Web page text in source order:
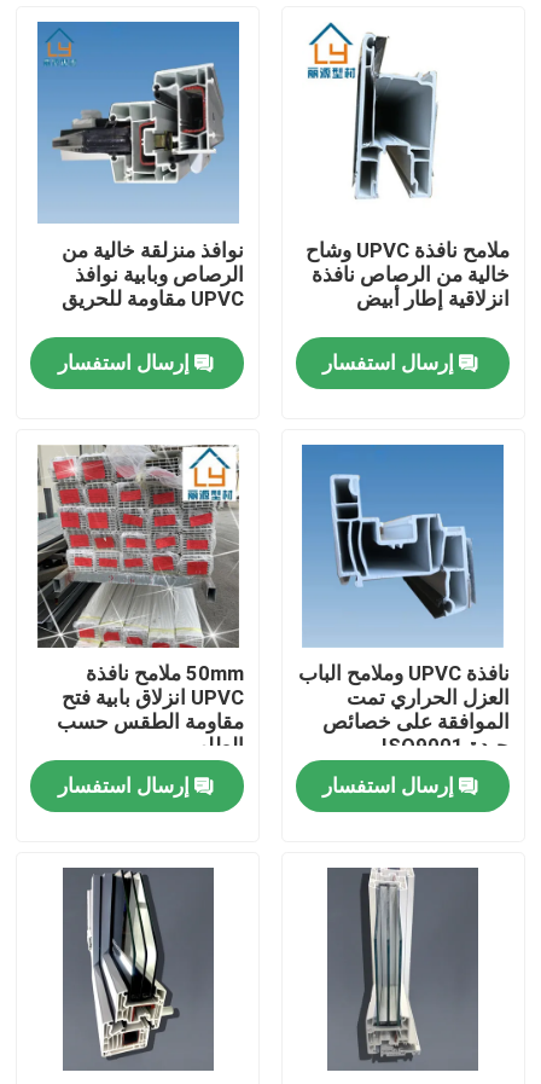
بيت
أشرطة فيديو
معلومات عنا
جولة في المعمل
رقابة جودة
اطلب اقتباس
ملامح الباب UPVC
ملامح نافذة UPVC
ملامح نافذة UPVC وشاح
خالية من الرصاص نافذة
انزلاقية إطار أبيض
إرسال استفسار
نوافذ منزلقة خالية من
الرصاص وبابية نوافذ
UPVC مقاومة للحريق
إرسال استفسار
نافذة UPVC وملامح الباب
العزل الحراري تمت
الموافقة على خصائص
جيدة ISO9001
إرسال استفسار
50mm ملامح نافذة
UPVC انزلاق بابية فتح
مقاومة الطقس حسب
الطلب
إرسال استفسار